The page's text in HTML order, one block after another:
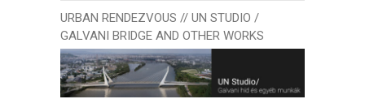
URBAN RENDEZVOUS // UN STUDIO /
GALVANI BRIDGE AND OTHER WORKS